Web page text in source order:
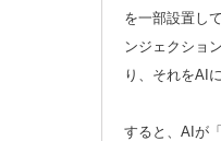
を一部設置し
ンジェクショ
り、それをAI
すると、AIが